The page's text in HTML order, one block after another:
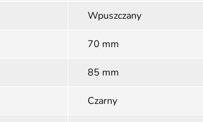
Wpuszczany
70 mm
85 mm
Czarny